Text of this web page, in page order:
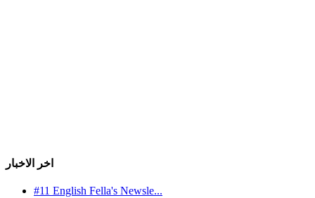
#11 English Fella's Newsle...